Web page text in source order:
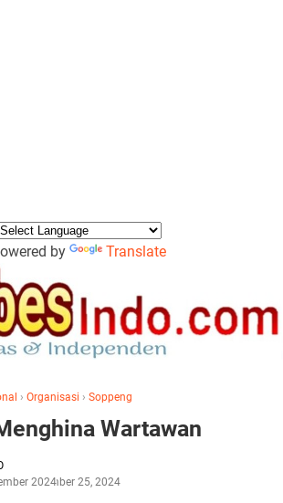
by Translate
› Organisasi › Soppeng
Wartawan
2024
Desember 25, 2024